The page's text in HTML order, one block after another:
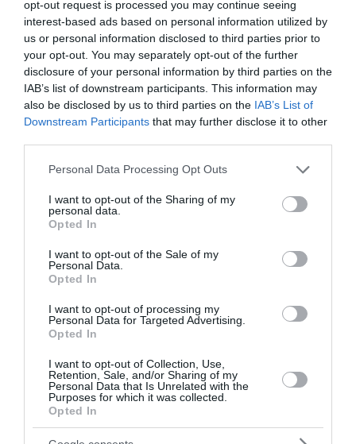
opt-out request is processed you may continue seeing
interest-based ads based on personal information utilized by
us or personal information disclosed to third parties prior to
your opt-out. You may separately opt-out of the further
disclosure of your personal information by third parties on the
IAB’s list of downstream participants. This information may
also be disclosed by us to third parties on the IAB’s List of
Downstream Participants that may further disclose it to other
Please note that this website/app uses one or more Google
not limited to your visit or usage behaviour. You may click to
grant or deny consent to Google and its third-party tags to
use your data for below specified purposes in below Google
consent section.
Personal Data Processing Opt Outs
I want to opt-out of the Sharing of my
personal data.
Opted In
I want to opt-out of the Sale of my
Personal Data.
Opted In
I want to opt-out of processing my
Personal Data for Targeted Advertising.
Opted In
I want to opt-out of Collection, Use,
Retention, Sale, and/or Sharing of my
Personal Data that Is Unrelated with the
Purposes for which it was collected.
Opted In
barát
barátnő
Barátnőnek párna
bögre
cica
Emoji párna
Évszámos Ajándék
Évszámos Bögre
Évszámos Feles pohár
Évszámos rendszámtábla
Férfi
Filmek - Sorozatok póló
főnök
főnöknek párna